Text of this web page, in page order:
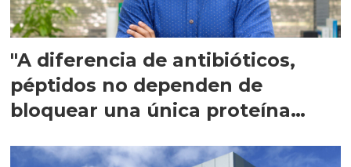
"A diferencia de antibióticos,
péptidos no dependen de
bloquear una única proteína